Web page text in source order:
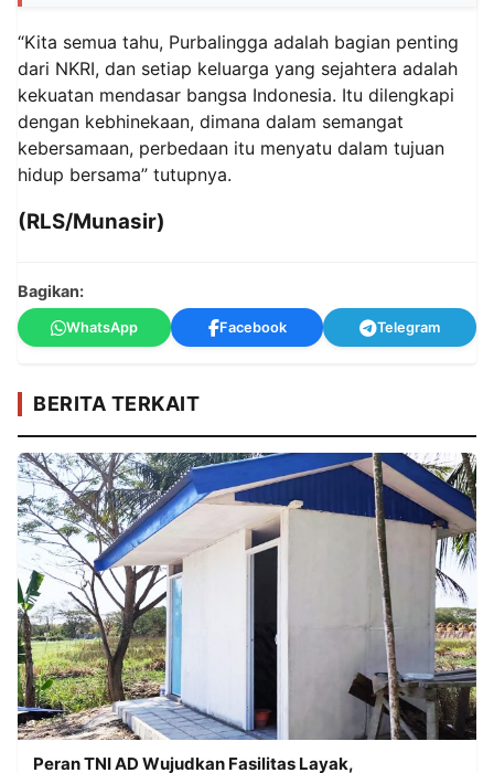
“Kita semua tahu, Purbalingga adalah bagian penting
dari NKRI, dan setiap keluarga yang sejahtera adalah
kekuatan mendasar bangsa Indonesia. Itu dilengkapi
dengan kebhinekaan, dimana dalam semangat
kebersamaan, perbedaan itu menyatu dalam tujuan
hidup bersama” tutupnya.
(RLS/Munasir)
Bagikan:
WhatsApp Facebook Telegram
BERITA TERKAIT
Peran TNI AD Wujudkan Fasilitas Layak,